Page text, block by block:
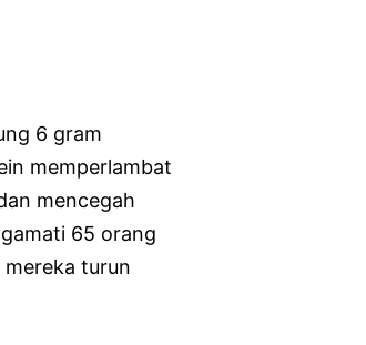
6 gram
memperlambat
mencegah
65 orang
turun